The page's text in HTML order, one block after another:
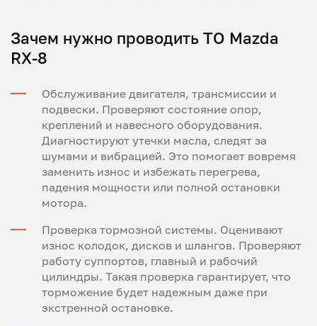
Зачем нужно проводить ТО Mazda
RX-8
Обслуживание двигателя, трансмиссии и
подвески. Проверяют состояние опор,
креплений и навесного оборудования.
Диагностируют утечки масла, следят за
шумами и вибрацией. Это помогает вовремя
заменить износ и избежать перегрева,
падения мощности или полной остановки
мотора.
Проверка тормозной системы. Оценивают
износ колодок, дисков и шлангов. Проверяют
работу суппортов, главный и рабочий
цилиндры. Такая проверка гарантирует, что
торможение будет надежным даже при
экстренной остановке.